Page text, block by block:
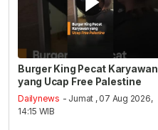
Burger King Pecat Karyawan
yang Ucap Free Palestine
Dailynews - Jumat , 07 Aug 2026,
14:15 WIB